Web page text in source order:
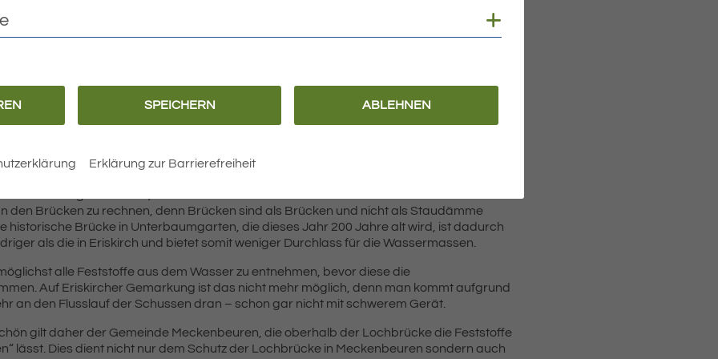
versperren.
den Brücken zu rechnen, denn Brücken sind als Brücken und nicht als Staudämme
historische Brücke in Unterbaumgarten, die dieses Jahr 200 Jahre alt wird, ist dadurch
als die in Eriskirch und bietet somit weniger Durchlass für die Wassermassen.
alle Feststoffe aus dem Wasser zu entnehmen, bevor diese die
Auf Eriskircher Gemarkung ist das nicht mehr möglich, denn man kommt aufgrund
an den Flusslauf der Schussen dran – schon gar nicht mit schwerem Gerät.
gilt daher der Gemeinde Meckenbeuren, die oberhalb der Lochbrücke die Feststoffe
lässt. Dies dient nicht nur dem Schutz der Lochbrücke in Meckenbeuren sondern auch
SPEICHERN ABLEHNEN
Erklärung zur Barrierefreiheit